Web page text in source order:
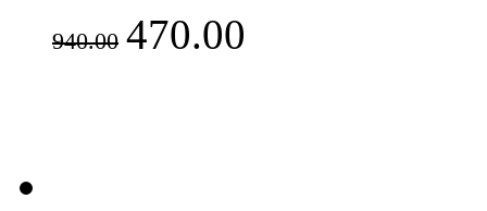
940.00 470.00